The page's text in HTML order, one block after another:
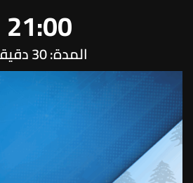
21:00
المدة: 30 دقيقة